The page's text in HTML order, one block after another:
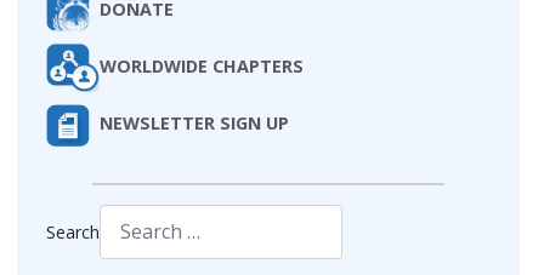
DONATE
WORLDWIDE CHAPTERS
NEWSLETTER SIGN UP
Search